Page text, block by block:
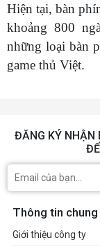
Hiện tại, bàn
khoảng 800
những loại bàn
game thủ Việt.
ĐĂNG KÝ NHẬN
Thông tin chung
Giới thiệu công ty